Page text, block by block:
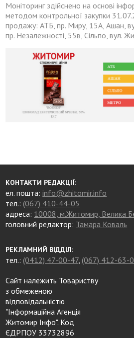
Моніторинг здійснено на основі
методом контрольної закупки
продажу: АТБ, пр. Миру, 15А, Ашан,
пр. Незалежності, 55в, Сільпо, вул.
КОНТАКТИ РЕДАКЦІЇ:
ел. пошта:info@zhitomir.info
тел.: (067) 410-44-05
адреса: 10008, м.Житомир, Велика
головний редактор: Тамара Коваль
РЕКЛАМНИЙ ВІДДІЛ:
тел.: (0412) 47-00-47, (067) 412-63-
Сайт належить Товариству
з обмеженою
відповідальністю
"Інформаційна Агенція
Житомир Інфо". Код
ЄДРПОУ 33732896